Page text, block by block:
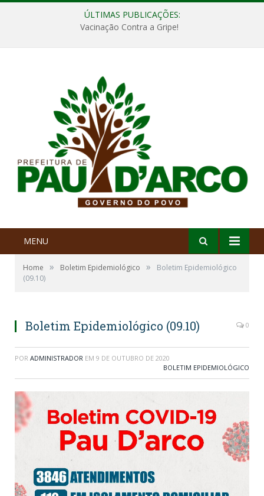
ÚLTIMAS PUBLICAÇÕES:
Vacinação Contra a Gripe!
MENU
Home » Boletim Epidemiológico »
Boletim Epidemiológico
(09.10)
Boletim Epidemiológico (09.10) 0
POR ADMINISTRADOR EM 9 DE OUTUBRO DE 2020
BOLETIM EPIDEMIOLÓGICO